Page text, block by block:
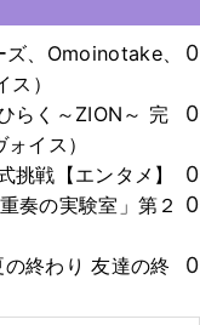
ズ、Omoinotake、
）
0
らく～ZION～ 完
イス）
0
挑戦【エンタメ】
0
奏の実験室」第２
0
の終わり 友達の終
0